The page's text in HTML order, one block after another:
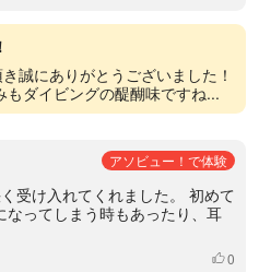
誠にありがとうございました！
ダイビングの醍醐味ですね...
アソビュー！で体験
受け入れてくれました。 初めて
ってしまう時もあったり、耳
いいね
0